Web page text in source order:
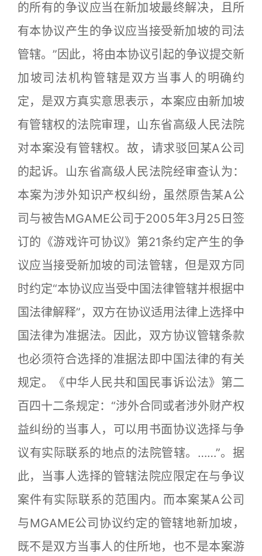
的所有的争议应当在新加坡最终解决，且所
有本协议产生的争议应当接受新加坡的司法
管辖。”因此，将由本协议引起的争议提交新
加坡司法机构管辖是双方当事人的明确约
定，是双方真实意思表示，本案应由新加坡
有管辖权的法院审理，山东省高级人民法院
对本案没有管辖权。故，请求驳回某A公司
的起诉。山东省高级人民法院经审查认为：
本案为涉外知识产权纠纷，虽然原告某A公
司与被告MGAME公司于2005年3月25日签
订的《游戏许可协议》第21条约定产生的争
议应当接受新加坡的司法管辖，但是双方同
时约定“本协议应当受中国法律管辖并根据中
国法律解释”，双方在协议适用法律上选择中
国法律为准据法。因此，双方协议管辖条款
也必须符合选择的准据法即中国法律的有关
规定。《中华人民共和国民事诉讼法》第二
百四十二条规定：“涉外合同或者涉外财产权
益纠纷的当事人，可以用书面协议选择与争
议有实际联系的地点的法院管辖。……”。据
此，当事人选择的管辖法院应限定在与争议
案件有实际联系的范围内。而本案某A公司
与MGAME公司协议约定的管辖地新加坡，
既不是双方当事人的住所地，也不是本案游